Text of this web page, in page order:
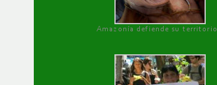
Amazonía defiende su territorio